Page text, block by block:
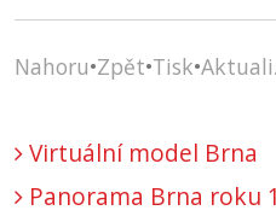
Nahoru•Zpět•Tisk•
Virtuální model Brna
Panorama Brna roku